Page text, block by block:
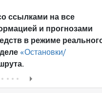
ссылками на все
и прогнозами
в режиме
«Остановки/